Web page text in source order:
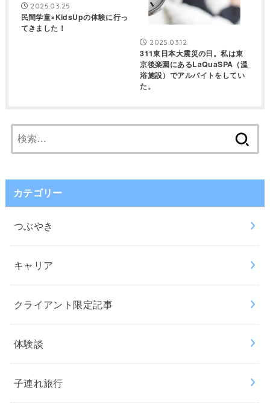
2025.03.25
民間学童×KidsUpの体験に行っ
てきました！
2025.03.12
311東日本大震災の日。私は東
京後楽園にあるLaQuaSPA（温
浴施設）でアルバイトをしてい
た。
索:
カテゴリー
つぶやき
キャリア
クライアント限定記事
体験談
子連れ旅行